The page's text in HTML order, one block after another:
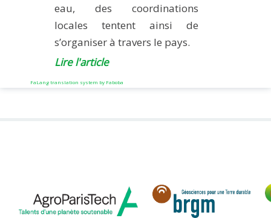
eau, des coordinations
locales tentent ainsi de
s’organiser à travers le pays.
Lire l'article
FaLang translation system by Faboba